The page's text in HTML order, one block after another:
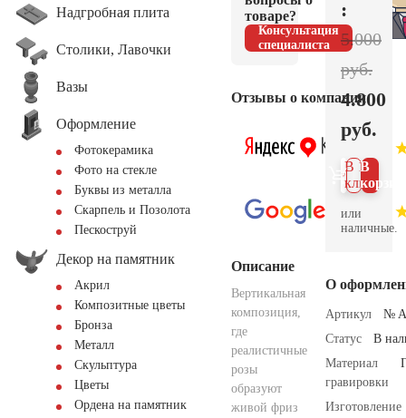
Надгробная плита
Столики, Лавочки
Вазы
Оформление
Фотокерамика
Фото на стекле
Буквы из металла
Скарпель и Позолота
Пескоструй
Декор на памятник
Акрил
Композитные цветы
Бронза
Металл
Скульптура
Цветы
Ордена на памятник
товаре?
Консультация
специалиста
Отзывы о компании
Описание
Вертикальная
композиция,
где
реалистичные
розы
образуют
живой фриз
:
5.000
руб.
4.800
руб.
В
В 1
клик
или
наличные.
О
Артикул
№
Статус
В
Материал
гравировки
Изготовление